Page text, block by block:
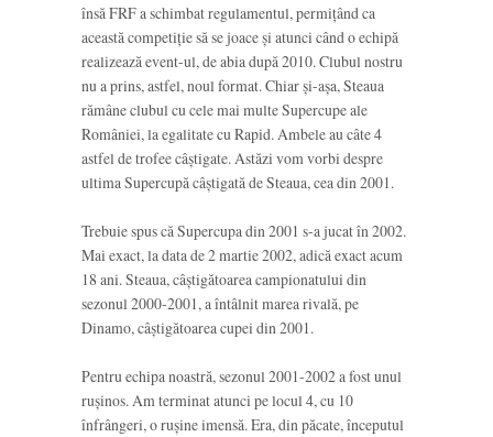
însă FRF a schimbat regulamentul, permițând ca
această competiție să se joace și atunci când o echipă
realizează event-ul, de abia după 2010. Clubul nostru
nu a prins, astfel, noul format. Chiar și-așa, Steaua
rămâne clubul cu cele mai multe Supercupe ale
României, la egalitate cu Rapid. Ambele au câte 4
astfel de trofee câștigate. Astăzi vom vorbi despre
ultima Supercupă câștigată de Steaua, cea din 2001.
Trebuie spus că Supercupa din 2001 s-a jucat în 2002.
Mai exact, la data de 2 martie 2002, adică exact acum
18 ani. Steaua, câștigătoarea campionatului din
sezonul 2000-2001, a întâlnit marea rivală, pe
Dinamo, câștigătoarea cupei din 2001.
Pentru echipa noastră, sezonul 2001-2002 a fost unul
rușinos. Am terminat atunci pe locul 4, cu 10
înfrângeri, o rușine imensă. Era, din păcate, începutul